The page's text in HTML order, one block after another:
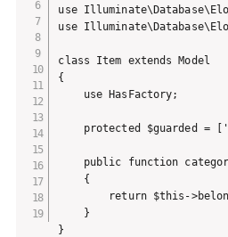
use
use
class Item extends Model
{
    use HasFactory;
protected $guarded =
public function
    {
return $this-
    }
}